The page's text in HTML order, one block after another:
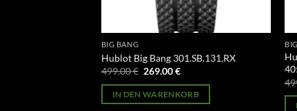
BIG BANG
Hublot Big Bang 301.SB.131.RX
499.00€ Ursprünglicher
war:
499.00 €
269.00€Aktueller
ist:
269.00 €.
IN DEN WARENKORB